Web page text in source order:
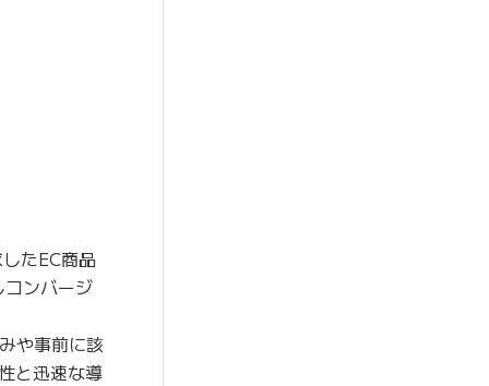
たEC商品
ンバージ
や事前に該
と迅速な導